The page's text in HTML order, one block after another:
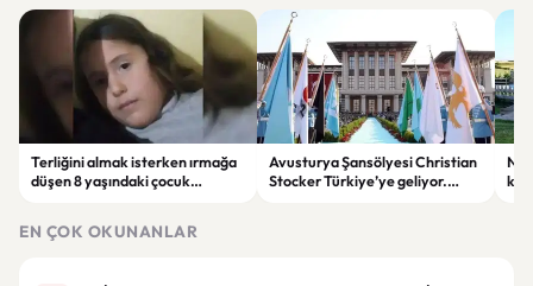
Terliğini almak isterken ırmağa
düşen 8 yaşındaki çocuk
Avusturya Şansölyesi Christian
Stocker Türkiye’ye geliyor.
EN ÇOK OKUNANLAR